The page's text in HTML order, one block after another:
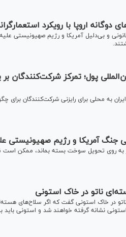
اروپا با رویکرد
و بی‌دلیل آمریکا و رژیم صهیونیستی علیه
پول؛ تمرکز شرکت‌کنندگان
به محلی برای رایزنی شرکت‌کنندگان برای
آمریکا و رژیم صهیونیستی
ناتو در خاک استونی
در خاک استونی گفت که اگر سلاح‌های
نشانه گرفته خواهند شد و استونی باید